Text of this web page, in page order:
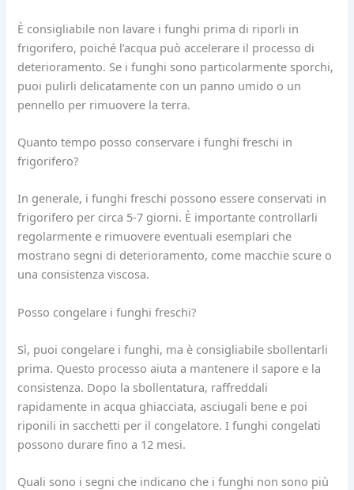
È consigliabile non lavare i funghi prima di riporli in
frigorifero, poiché l’acqua può accelerare il processo di
deterioramento. Se i funghi sono particolarmente sporchi,
puoi pulirli delicatamente con un panno umido o un
pennello per rimuovere la terra.
Quanto tempo posso conservare i funghi freschi in
frigorifero?
In generale, i funghi freschi possono essere conservati in
frigorifero per circa 5-7 giorni. È importante controllarli
regolarmente e rimuovere eventuali esemplari che
mostrano segni di deterioramento, come macchie scure o
una consistenza viscosa.
Posso congelare i funghi freschi?
Sì, puoi congelare i funghi, ma è consigliabile sbollentarli
prima. Questo processo aiuta a mantenere il sapore e la
consistenza. Dopo la sbollentatura, raffreddali
rapidamente in acqua ghiacciata, asciugali bene e poi
riponili in sacchetti per il congelatore. I funghi congelati
possono durare fino a 12 mesi.
Quali sono i segni che indicano che i funghi non sono più